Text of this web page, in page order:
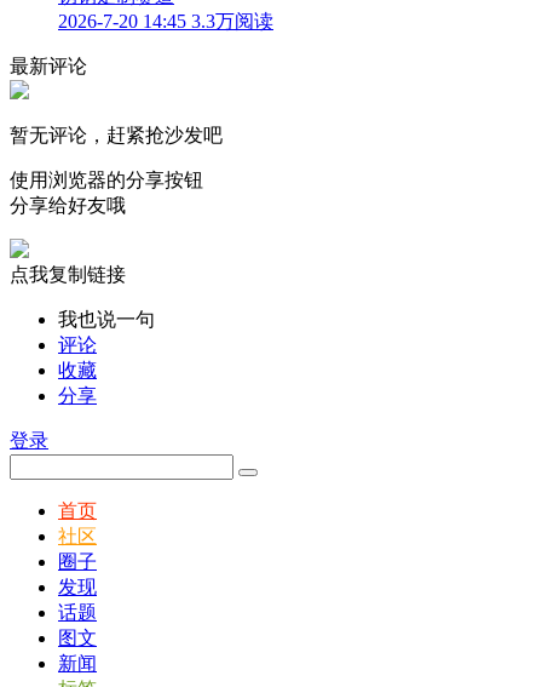
2026-7-20 14:45 3.3万阅读
最新评论
暂无评论，赶紧抢沙发吧
使用浏览器的分享按钮
分享给好友哦
点我复制链接
我也说一句
评论
收藏
分享
登录
首页
社区
圈子
发现
话题
图文
新闻